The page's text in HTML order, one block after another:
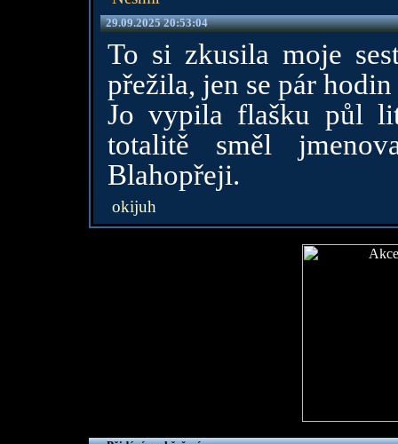
29.09.2025 20:53:04
To si zkusila moje
přežila, jen se pár
Jo vypila flašku půl
totalitě směl
Blahopřeji.
okijuh